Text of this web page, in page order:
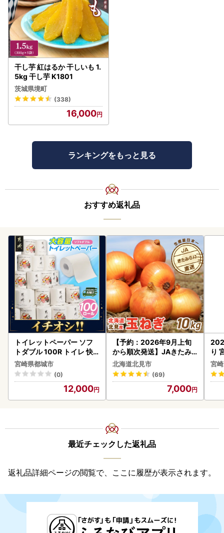
干し芋 紅はるか 干しいも 1.
5kg 干し芋 K1801
茨城県境町
(338)
16,000
ランキングをもっと見る
おすすめ返礼品
トイレットペーパー ソフ
トダブル 100R トイレ 快
速〔12-I5-TP100-R〕
宮崎県都城市
(0)
12,000
【予約：2026年9月上旬
から順次発送】JAきたみ
らい産 玉ねぎ Lサイズ 10k
g ( タマネギ たまねぎ 野菜
)【210-0003-2026】
北海道北見市
(69)
7,000
り
宮
最近チェックした返礼品
返礼品詳細ページの閲覧で、ここに履歴が表示されます。